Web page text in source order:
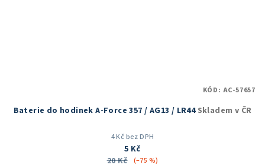
Baterie do hodinek A-Force 357 / AG13 / LR44Skladem v ČR
4 Kč bez DPH
5 Kč
20 Kč
(–75 %)
KÓD: AC-57657